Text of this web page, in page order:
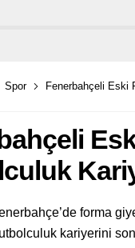
Spor Fenerbahçeli Eski
forma
kariyerini